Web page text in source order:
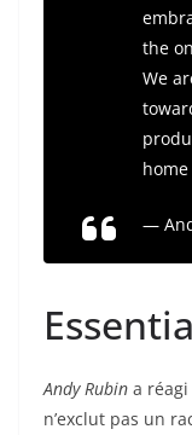
the
We
—
Andy Rubin a réagi
n’exclut pas un